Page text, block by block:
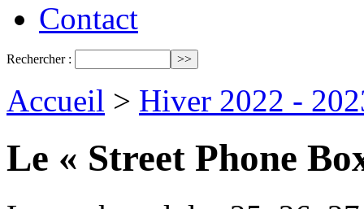
Contact
Rechercher :
Accueil > Hiver 2022 -
Le « Street Phone